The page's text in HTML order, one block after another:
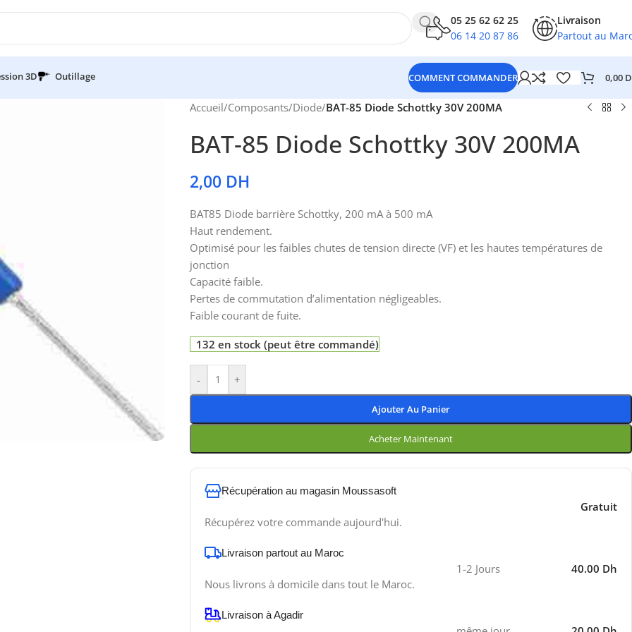
05 25 62 62 25
06 14 20 87 86
Livraison
Partout au
3D Outillage COMMENT COMMANDER 0,00
Accueil/Composants/Diode/BAT-85 Diode Schottky 30V 200MA
BAT-85 Diode Schottky 30V 200MA
2,00 DH
BAT85 Diode barrière Schottky, 200 mA à 500 mA
Haut rendement.
Optimisé pour les faibles chutes de tension directe (VF) et les hautes températures de
jonction
Capacité faible.
Pertes de commutation d’alimentation négligeables.
Faible courant de fuite.
132 en stock (peut être commandé)
- +
Ajouter Au Panier
Acheter Maintenant
Récupération au magasin Moussasoft
Récupérez votre commande aujourd'hui.
Gratuit
Livraison partout au Maroc
Nous livrons à domicile dans tout le Maroc.
1-2 Jours 40.00 Dh
Livraison à Agadir